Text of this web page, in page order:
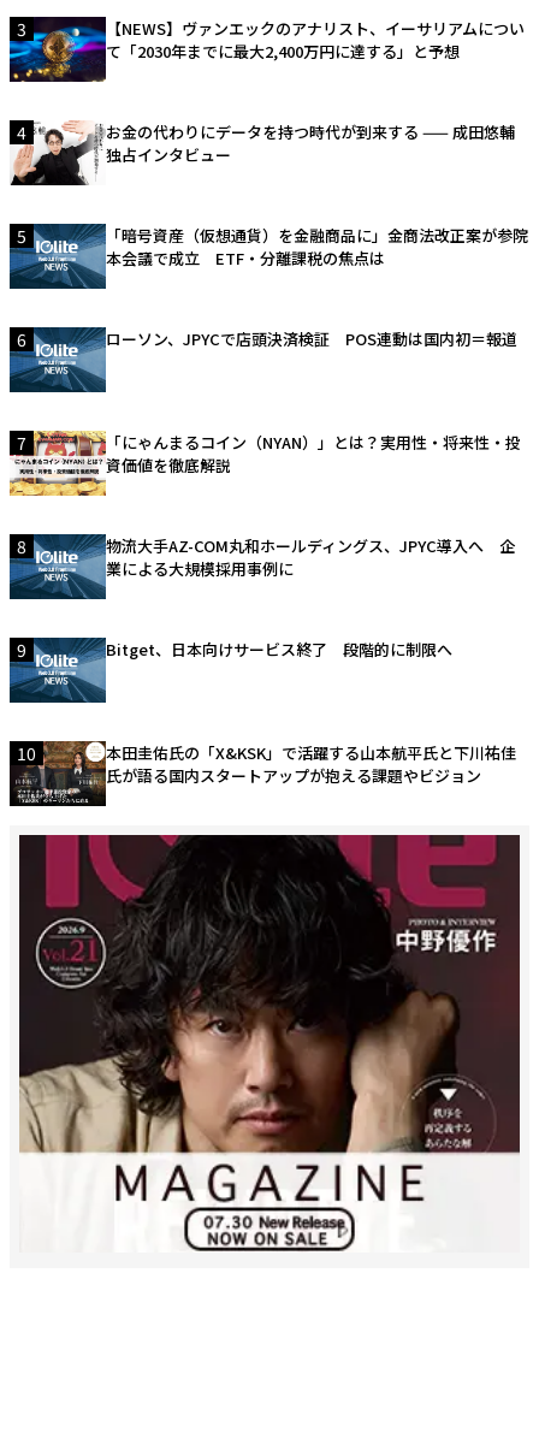
3
【NEWS】ヴァンエックのアナリスト、イーサリアムについ
て「2030年までに最大2,400万円に達する」と予想
4
お金の代わりにデータを持つ時代が到来する —— 成田悠輔
独占インタビュー
5
「暗号資産（仮想通貨）を金融商品に」金商法改正案が参院
本会議で成立 ETF・分離課税の焦点は
6 ローソン、JPYCで店頭決済検証 POS連動は国内初＝報道
7
「にゃんまるコイン（NYAN）」とは？実用性・将来性・投
資価値を徹底解説
8
物流大手AZ-COM丸和ホールディングス、JPYC導入へ 企
業による大規模採用事例に
9 Bitget、日本向けサービス終了 段階的に制限へ
10
本田圭佑氏の「X&KSK」で活躍する山本航平氏と下川祐佳
氏が語る国内スタートアップが抱える課題やビジョン